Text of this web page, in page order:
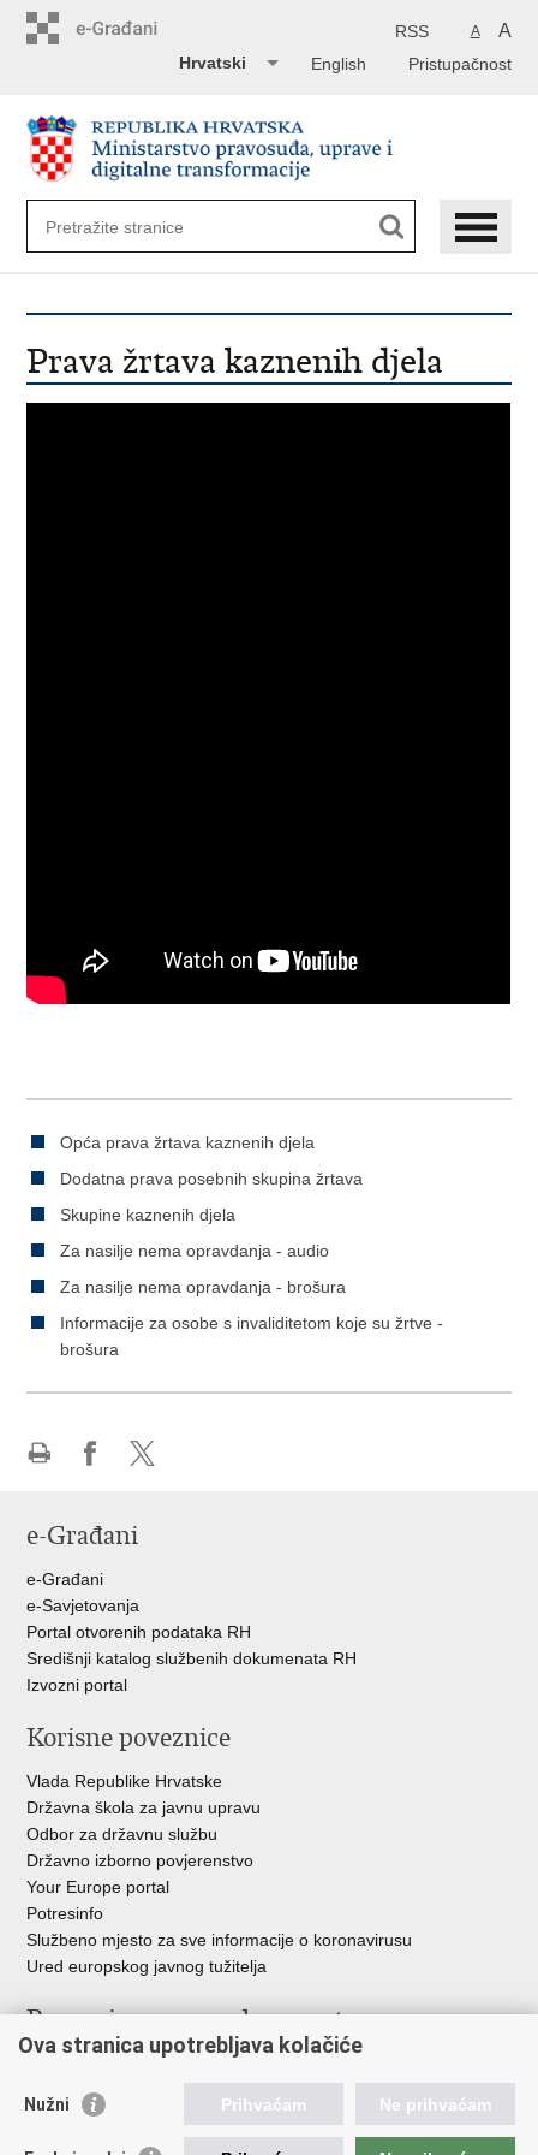
A A
RSS
Pristupačnost
English
Hrvatski
Prava žrtava kaznenih djela
Opća prava žrtava kaznenih djela
Dodatna prava posebnih skupina žrtava
Skupine kaznenih djela
Za nasilje nema opravdanja - audio
Za nasilje nema opravdanja - brošura
Informacije za osobe s invaliditetom koje su žrtve -
brošura
FacebookuTwitteru
e-Građani
e-Građani
e-Savjetovanja
Portal otvorenih podataka RH
Središnji katalog službenih dokumenata RH
Izvozni portal
Korisne poveznice
Vlada Republike Hrvatske
Državna škola za javnu upravu
Odbor za državnu službu
Državno izborno povjerenstvo
Your Europe portal
Potresinfo
Službeno mjesto za sve informacije o koronavirusu
Ured europskog javnog tužitelja
Poveznice pravosudnog sustava
Državno odvjetništvo
Ured za suzbijanje korupcije i organiziranog kriminaliteta
Ova stranica upotrebljava kolačiće
Nužni Prihvaćam Ne prihvaćam